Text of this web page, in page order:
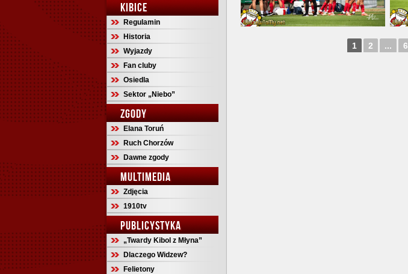
KIBICE
Regulamin
Historia
Wyjazdy
Fan cluby
Osiedla
Sektor „Niebo”
ZGODY
Elana Toruń
Ruch Chorzów
Dawne zgody
MULTIMEDIA
Zdjęcia
1910tv
PUBLICYSTYKA
„Twardy Kibol z Młyna”
Dlaczego Widzew?
Felietony
1 2 ... 6